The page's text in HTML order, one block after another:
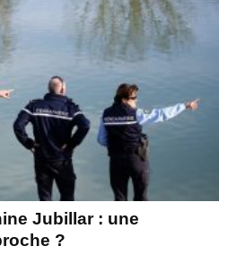
Jubillar : une
?